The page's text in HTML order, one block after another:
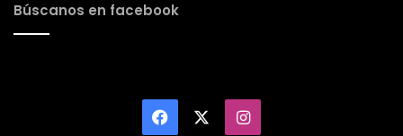
Búscanos en facebook
Facebook Instagram